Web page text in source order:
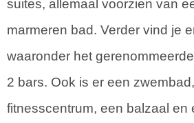
suites, allemaal voorzien van
marmeren bad. Verder vind je
waaronder het
2 bars. Ook is er een
fitnesscentrum, een balzaal en